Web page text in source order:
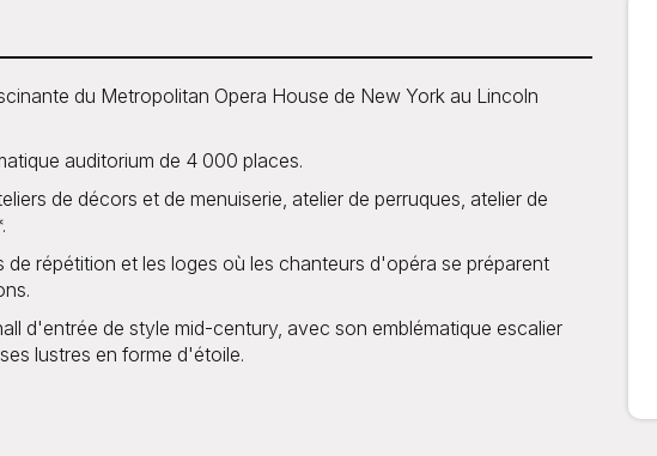
du Metropolitan Opera House de New York au Lincoln
auditorium de 4 000 places.
de décors et de menuiserie, atelier de perruques, atelier de
de répétition et les loges où les chanteurs d'opéra se préparent
d'entrée de style mid-century, avec son emblématique escalier
lustres en forme d'étoile.